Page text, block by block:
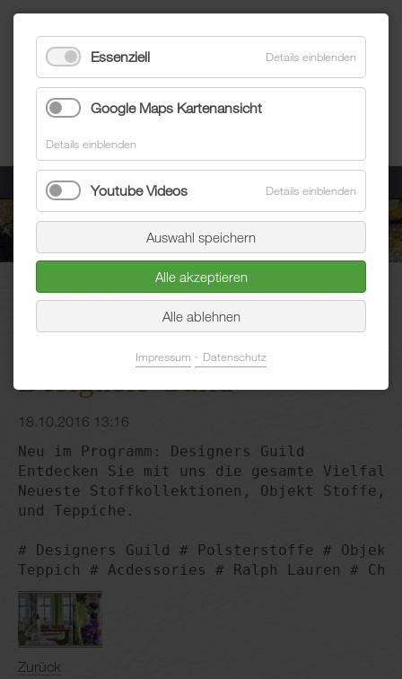
Menü
Aktuelles Blogeintrag
Designers Guild
18.10.2016 13:16
Neu im Programm: Designers Guild
Entdecken Sie mit uns die gesamte Vielfalt
Neueste Stoffkollektionen, Objekt Stoffe,
und Teppiche.
# Designers Guild # Polsterstoffe #
Teppich # Acdessories # Ralph Lauren #
Zurück
Essenziell Details einblenden
Google Maps Kartenansicht
Details einblenden
Youtube Videos Details einblenden
Auswahl speichern
Alle akzeptieren
Alle ablehnen
Impressum Datenschutz